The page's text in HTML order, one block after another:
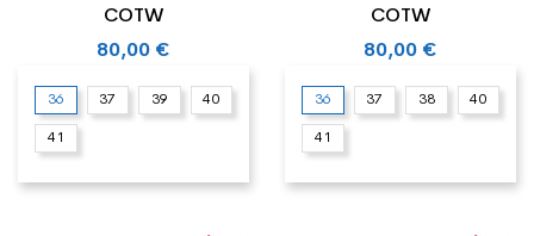
COTW
80,00 €
36 37 39 40
41
COTW
80,00 €
36 37 38 40
41